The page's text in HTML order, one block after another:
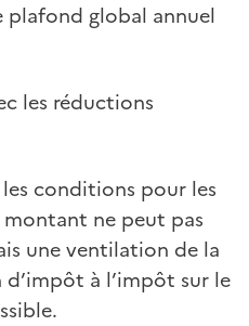
global annuel
les réductions
conditions pour les
ne peut pas
une ventilation de la
à l’impôt sur le